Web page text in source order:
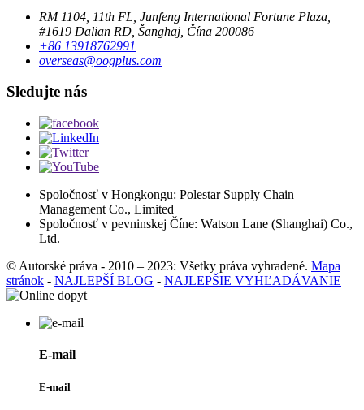
RM 1104, 11th FL, Junfeng International Fortune Plaza,
#1619 Dalian RD, Šanghaj, Čína 200086
+86 13918762991
overseas@oogplus.com
Sledujte nás
Spoločnosť v Hongkongu: Polestar Supply Chain
Management Co., Limited
Spoločnosť v pevninskej Číne: Watson Lane (Shanghai) Co.,
Ltd.
© Autorské práva - 2010 – 2023: Všetky práva vyhradené. Mapa
stránok - NAJLEPŠÍ BLOG - NAJLEPŠIE VYHĽADÁVANIE
E-mail
E-mail